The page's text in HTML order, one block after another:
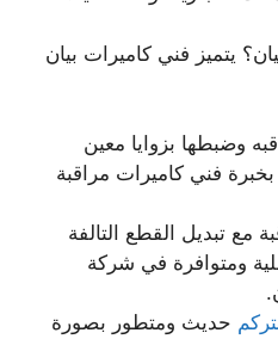
يتميز فني كاميرات بيان
وضبطها بزوايا معين
فني كاميرات مراقبة
مع تبديل القطع التالفة
ومتوافرة في شركة
حديث ومتطور بصورة